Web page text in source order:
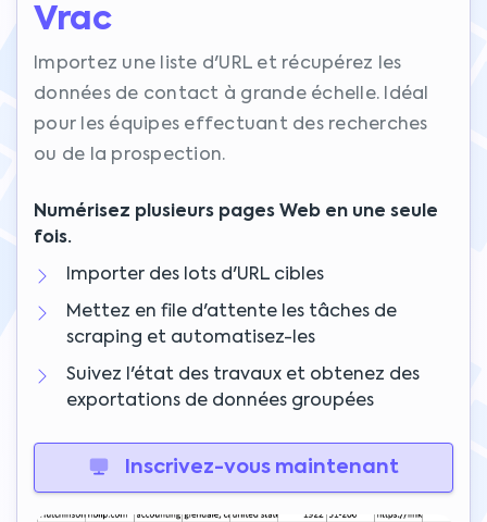
Vrac
Importez une liste d'URL et récupérez les
données de contact à grande échelle. Idéal
pour les équipes effectuant des recherches
ou de la prospection.
Numérisez plusieurs pages Web en une seule
fois.
Importer des lots d'URL cibles
Mettez en file d'attente les tâches de
scraping et automatisez-les
Suivez l'état des travaux et obtenez des
exportations de données groupées
Inscrivez-vous maintenant